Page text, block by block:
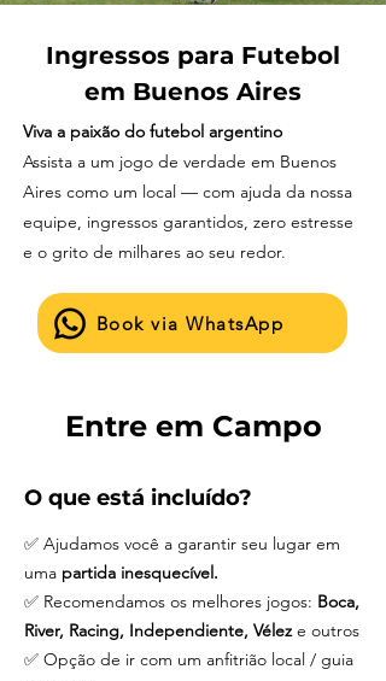
Ingressos para Futebol
em Buenos Aires
Viva a paixão do futebol argentino
Assista a um jogo de verdade em Buenos
Aires como um local — com ajuda da nossa
equipe, ingressos garantidos, zero estresse
e o grito de milhares ao seu redor.
Book via WhatsApp
Entre em Campo
O que está incluído?
✅ Ajudamos você a garantir seu lugar em
uma partida inesquecível.
✅ Recomendamos os melhores jogos: Boca,
River, Racing, Independiente, Véleze outros
✅ Opção de ir com um anfitrião local / guia